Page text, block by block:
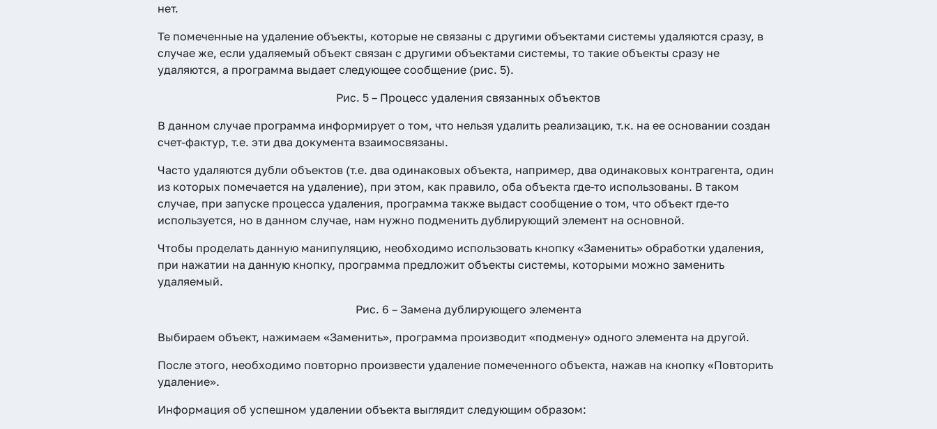
нет.
Те помеченные на удаление объекты, которые не связаны с другими объектами системы удаляются сразу, в
случае же, если удаляемый объект связан с другими объектами системы, то такие объекты сразу не
удаляются, а программа выдает следующее сообщение (рис. 5).
Рис. 5 – Процесс удаления связанных объектов
В данном случае программа информирует о том, что нельзя удалить реализацию, т.к. на ее основании создан
счет-фактур, т.е. эти два документа взаимосвязаны.
Часто удаляются дубли объектов (т.е. два одинаковых объекта, например, два одинаковых контрагента, один
из которых помечается на удаление), при этом, как правило, оба объекта где-то использованы. В таком
случае, при запуске процесса удаления, программа также выдаст сообщение о том, что объект где-то
используется, но в данном случае, нам нужно подменить дублирующий элемент на основной.
Чтобы проделать данную манипуляцию, необходимо использовать кнопку «Заменить» обработки удаления,
при нажатии на данную кнопку, программа предложит объекты системы, которыми можно заменить
удаляемый.
Рис. 6 – Замена дублирующего элемента
Выбираем объект, нажимаем «Заменить», программа производит «подмену» одного элемента на другой.
После этого, необходимо повторно произвести удаление помеченного объекта, нажав на кнопку «Повторить
удаление».
Информация об успешном удалении объекта выглядит следующим образом: